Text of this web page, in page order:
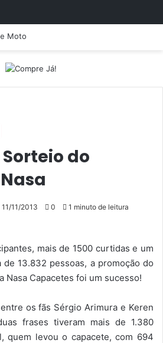
do
11/11/2013 0 1 minuto de leitura
mais de 1500 curtidas e um
13.832 pessoas, a promoção do
Nasa Capacetes foi um sucesso!
os fãs Sérgio Arimura e Keren
frases tiveram mais de 1.380
quem levou o capacete, com 694